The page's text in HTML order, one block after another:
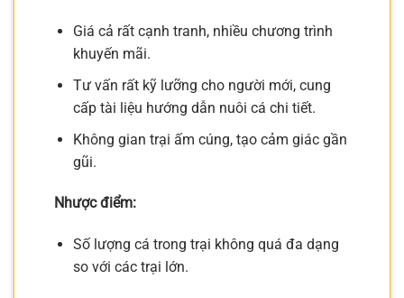
Giá cả rất cạnh tranh, nhiều chương trình
khuyến mãi.
Tư vấn rất kỹ lưỡng cho người mới, cung
cấp tài liệu hướng dẫn nuôi cá chi tiết.
Không gian trại ấm cúng, tạo cảm giác gần
gũi.
Nhược điểm:
Số lượng cá trong trại không quá đa dạng
so với các trại lớn.